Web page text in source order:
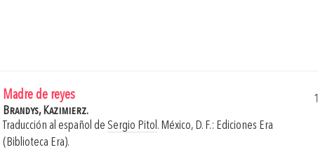
Madre de reyes
Brandys, Kazimierz.
Traducción al español deSergio Pitol . México, D. F.: Ediciones Era
(Biblioteca Era).